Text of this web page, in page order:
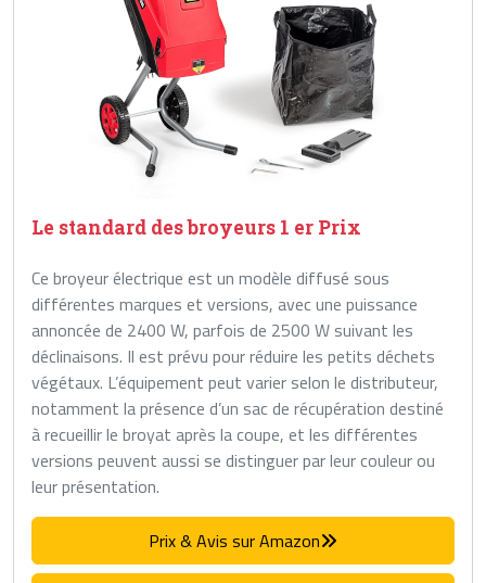
Le standard des broyeurs 1 er Prix
Ce broyeur électrique est un modèle diffusé sous
différentes marques et versions, avec une puissance
annoncée de 2400 W, parfois de 2500 W suivant les
déclinaisons. Il est prévu pour réduire les petits déchets
végétaux. L’équipement peut varier selon le distributeur,
notamment la présence d’un sac de récupération destiné
à recueillir le broyat après la coupe, et les différentes
versions peuvent aussi se distinguer par leur couleur ou
leur présentation.
Prix & Avis sur Amazon